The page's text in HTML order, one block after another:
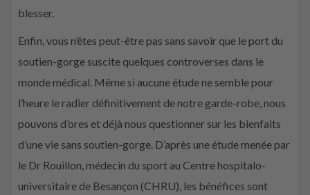
blesser.
Enfin, vous n’êtes peut-être pas sans savoir que le port du
soutien-gorge suscite quelques controverses dans le
monde médical. Même si aucune étude ne semble pour
l’heure le radier définitivement de notre garde-robe, nous
pouvons d’ores et déjà nous questionner sur les bienfaits
d’une vie sans soutien-gorge. D’après une étude menée par
le Dr Rouillon, médecin du sport au Centre hospitalo-
universitaire de Besançon (CHRU), les bénéfices sont